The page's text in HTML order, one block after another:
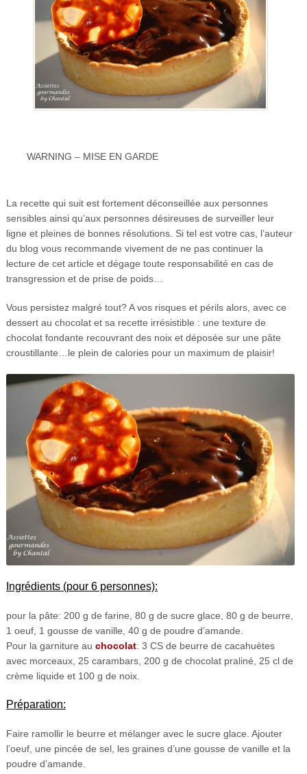
WARNING – MISE EN GARDE
La recette qui suit est fortement déconseillée aux personnes
sensibles ainsi qu’aux personnes désireuses de surveiller leur
ligne et pleines de bonnes résolutions. Si tel est votre cas, l’auteur
du blog vous recommande vivement de ne pas continuer la
lecture de cet article et dégage toute responsabilité en cas de
transgression et de prise de poids…
Vous persistez malgré tout? A vos risques et périls alors, avec ce
dessert au chocolat et sa recette irrésistible : une texture de
chocolat fondante recouvrant des noix et déposée sur une pâte
croustillante…le plein de calories pour un maximum de plaisir!
Ingrédients (pour 6 personnes):
pour la pâte: 200 g de farine, 80 g de sucre glace, 80 g de beurre,
1 oeuf, 1 gousse de vanille, 40 g de poudre d’amande.
Pour la garniture au chocolat: 3 CS de beurre de cacahuètes
avec morceaux, 25 carambars, 200 g de chocolat praliné, 25 cl de
crème liquide et 100 g de noix.
Préparation:
Faire ramollir le beurre et mélanger avec le sucre glace. Ajouter
l’oeuf, une pincée de sel, les graines d’une gousse de vanille et la
poudre d’amande.